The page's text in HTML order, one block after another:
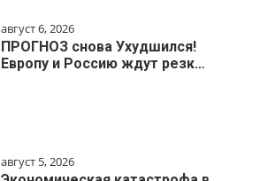
август 6, 2026
ПРОГНОЗ снова Ухудшился!
Европу и Россию ждут резк…
август 5, 2026